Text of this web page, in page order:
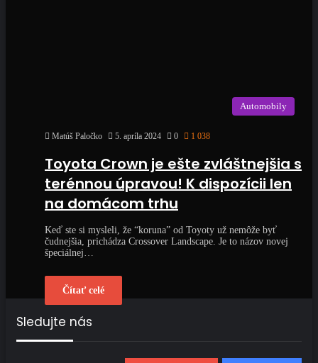
Automobily
Matúš Paločko 5. apríla 2024 0 1 038
Toyota Crown je ešte zvláštnejšia s
terénnou úpravou! K dispozícii len
na domácom trhu
Keď ste si mysleli, že “koruna” od Toyoty už nemôže byť
čudnejšia, prichádza Crossover Landscape. Je to názov novej
špeciálnej…
Čítať celé
Sledujte nás